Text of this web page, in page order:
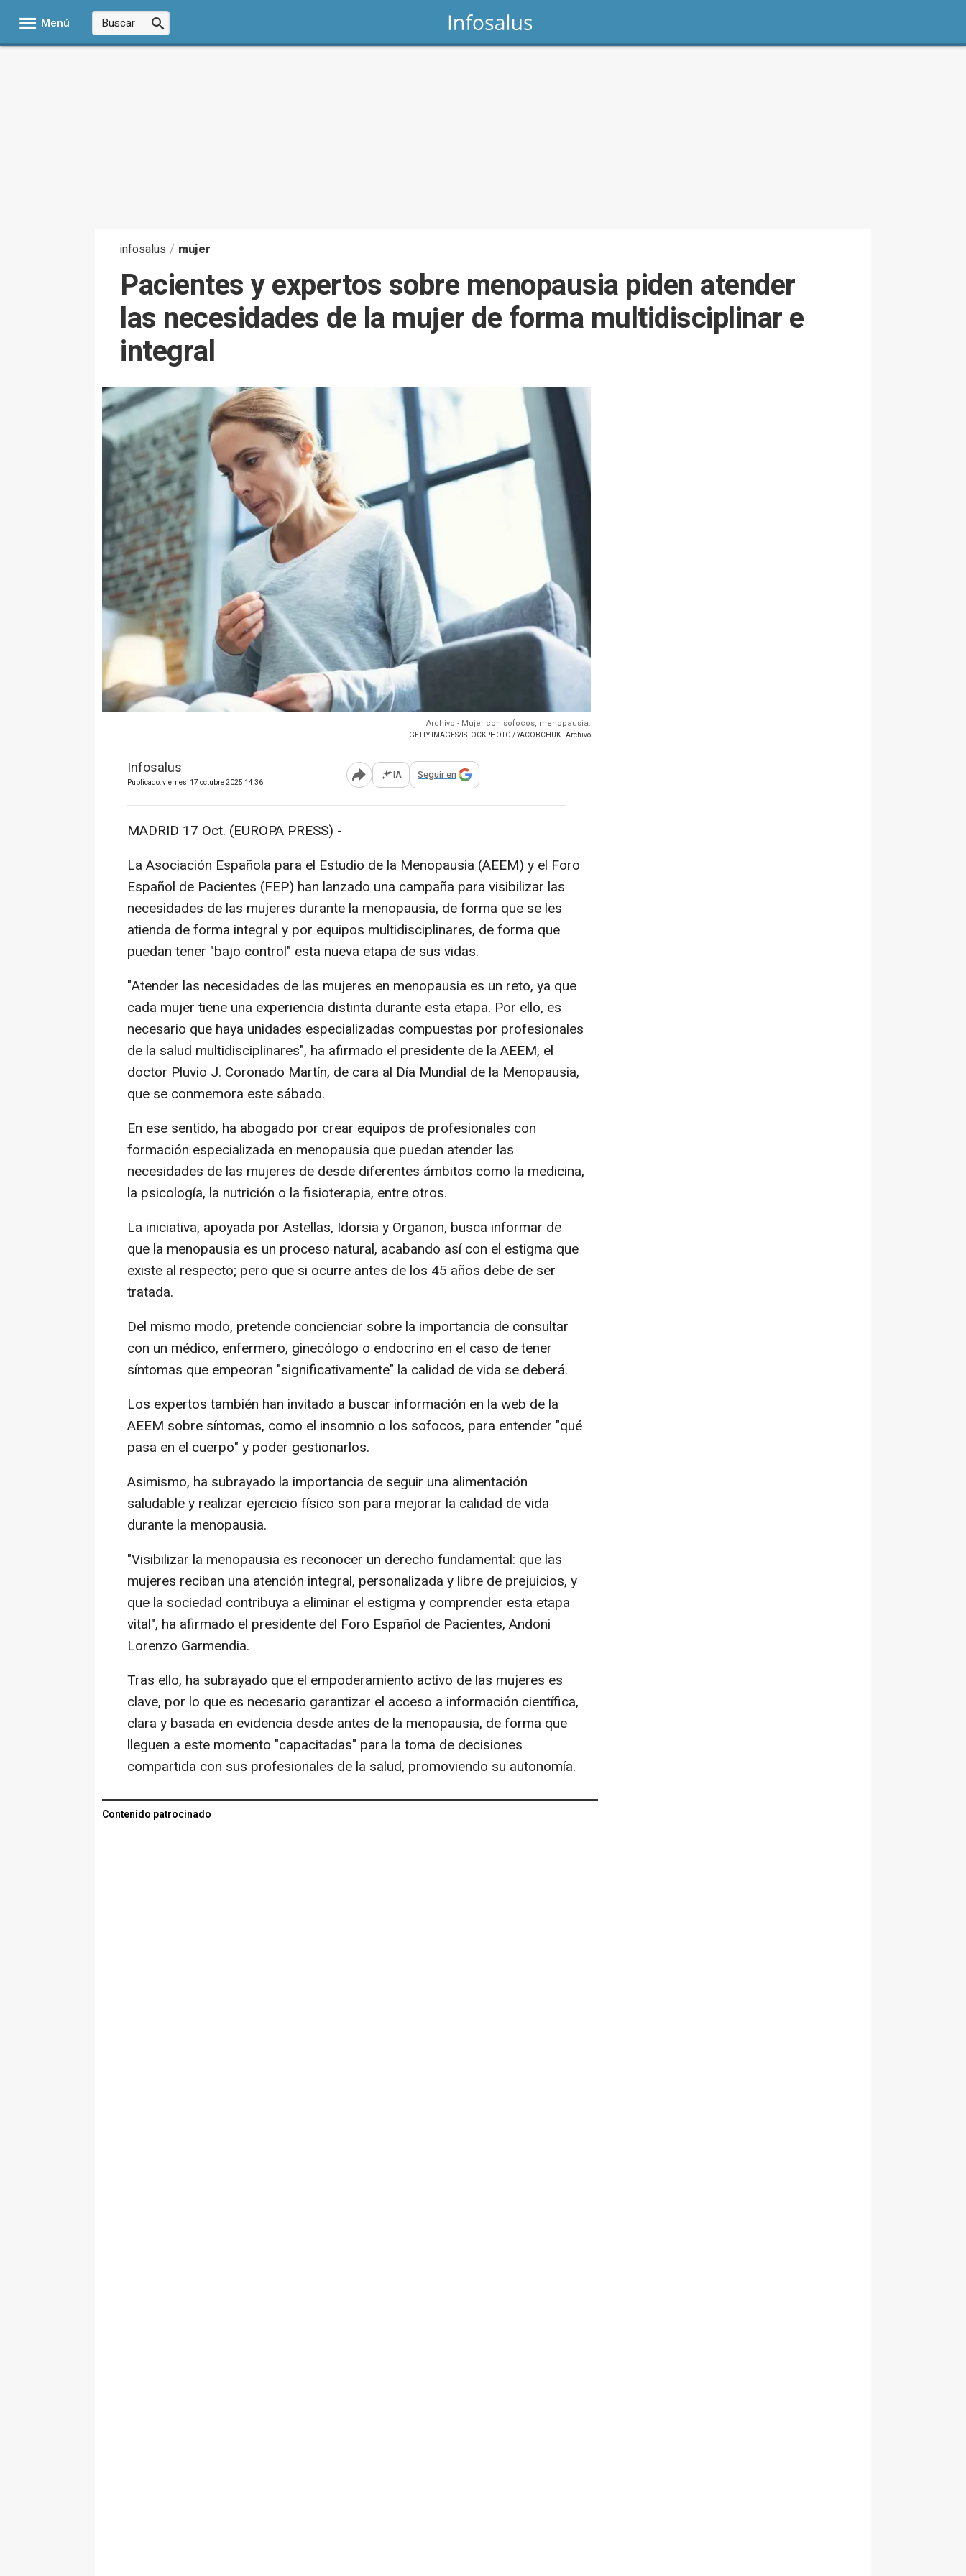
Menú
infosalus / mujer
Pacientes y expertos sobre menopausia piden atender
las necesidades de la mujer de forma multidisciplinar e
integral
Archivo - Mujer con sofocos, menopausia.
- GETTY IMAGES/ISTOCKPHOTO / YACOBCHUK - Archivo
Infosalus
Publicado: viernes, 17 octubre 2025 14:36 Abrir opciones para compartir
IA Seguir en
MADRID 17 Oct. (EUROPA PRESS) -
La Asociación Española para el Estudio de la Menopausia (AEEM) y el Foro
Español de Pacientes (FEP) han lanzado una campaña para visibilizar las
necesidades de las mujeres durante la menopausia, de forma que se les
atienda de forma integral y por equipos multidisciplinares, de forma que
puedan tener "bajo control" esta nueva etapa de sus vidas.
"Atender las necesidades de las mujeres en menopausia es un reto, ya que
cada mujer tiene una experiencia distinta durante esta etapa. Por ello, es
necesario que haya unidades especializadas compuestas por profesionales
de la salud multidisciplinares", ha afirmado el presidente de la AEEM, el
doctor Pluvio J. Coronado Martín, de cara al Día Mundial de la Menopausia,
que se conmemora este sábado.
En ese sentido, ha abogado por crear equipos de profesionales con
formación especializada en menopausia que puedan atender las
necesidades de las mujeres de desde diferentes ámbitos como la medicina,
la psicología, la nutrición o la fisioterapia, entre otros.
La iniciativa, apoyada por Astellas, Idorsia y Organon, busca informar de
que la menopausia es un proceso natural, acabando así con el estigma que
existe al respecto; pero que si ocurre antes de los 45 años debe de ser
tratada.
Del mismo modo, pretende concienciar sobre la importancia de consultar
con un médico, enfermero, ginecólogo o endocrino en el caso de tener
síntomas que empeoran "significativamente" la calidad de vida se deberá.
Los expertos también han invitado a buscar información en la web de la
AEEM sobre síntomas, como el insomnio o los sofocos, para entender "qué
pasa en el cuerpo" y poder gestionarlos.
Asimismo, ha subrayado la importancia de seguir una alimentación
saludable y realizar ejercicio físico son para mejorar la calidad de vida
durante la menopausia.
"Visibilizar la menopausia es reconocer un derecho fundamental: que las
mujeres reciban una atención integral, personalizada y libre de prejuicios, y
que la sociedad contribuya a eliminar el estigma y comprender esta etapa
vital", ha afirmado el presidente del Foro Español de Pacientes, Andoni
Lorenzo Garmendia.
Tras ello, ha subrayado que el empoderamiento activo de las mujeres es
clave, por lo que es necesario garantizar el acceso a información científica,
clara y basada en evidencia desde antes de la menopausia, de forma que
lleguen a este momento "capacitadas" para la toma de decisiones
compartida con sus profesionales de la salud, promoviendo su autonomía.
Contenido patrocinado